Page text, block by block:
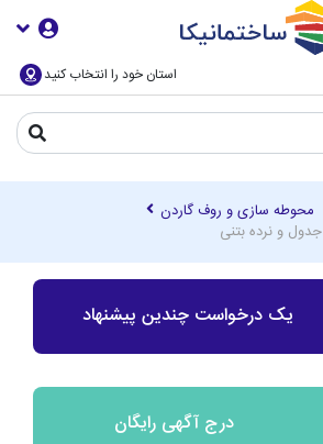
استان خود را انتخاب کنید
محوطه سازی و روف گاردن
جدول و نرده بتنی
یک درخواست چندین پیشنهاد
درج آگهی رایگان